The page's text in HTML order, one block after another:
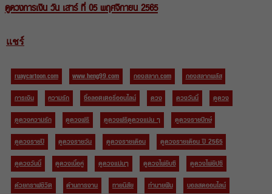
ดูดวงการเงิน วัน เสาร์ ที่ 05 พฤศจิกายน 2565
แชร์
ruaycartoon.com www.heng99.com กองสลาก.com
กองสลากพลัส
การเงิน
ความรัก ซื้อลอตเตอรี่ออนไลน์ ดวง ดวงวันนี้
ดูดวง
ดูดวงความรัก
ดูดวงฟรี ดูดวงฟรีดูดวงแม่น ๆ
ดูดวงรายปักษ์
ดูดวงรายปี
ดูดวงรายวัน ดูดวงรายเดือน
ดูดวงรายเดือน ปี 2565
ดูดวงวันนี้
ดูดวงเนื้อคู่ ดูดวงแม่นๆ ดูดวงไพ่ยิบซี
ดูดวงไพ่ยิปซี
ด้วยกราฟชีวิต
ด้านการงาน ทายนิสัย ทำนายฝัน
บอลสดออนไลน์